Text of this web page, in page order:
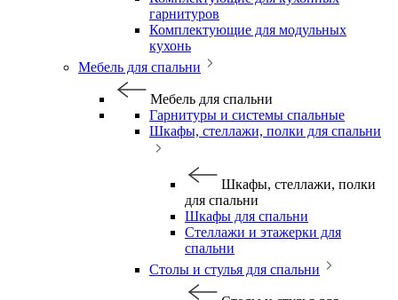
гарнитуров
Комплектующие для модульных
кухонь
Мебель для спальни
Мебель для спальни
Гарнитуры и системы спальные
Шкафы, стеллажи, полки для спальни
Шкафы, стеллажи, полки
для спальни
Шкафы для спальни
Стеллажи и этажерки для
спальни
Столы и стулья для спальни